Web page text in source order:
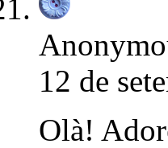
12 de
Olà!